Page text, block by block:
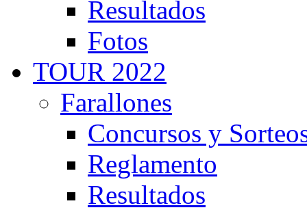
Resultados
Fotos
TOUR 2022
Farallones
Concursos y
Reglamento
Resultados